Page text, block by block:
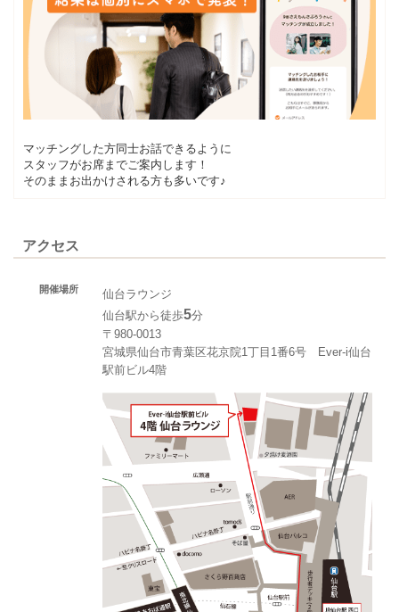
マッチングした方同士お話できるように
スタッフがお席までご案内します！
そのままお出かけされる方も多いです♪
アクセス
開催場所
仙台ラウンジ
仙台駅から徒歩5分
〒980-0013
宮城県仙台市青葉区花京院1丁目1番6号 Ever-i仙台
駅前ビル4階